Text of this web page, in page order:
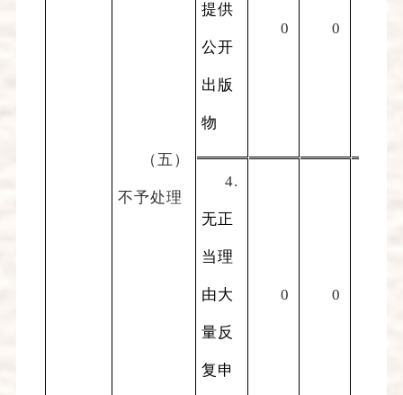
（五）
不予处理
提供
公开
出版
物
0 0
4.
无正
当理
由大
量反
复申
0 0